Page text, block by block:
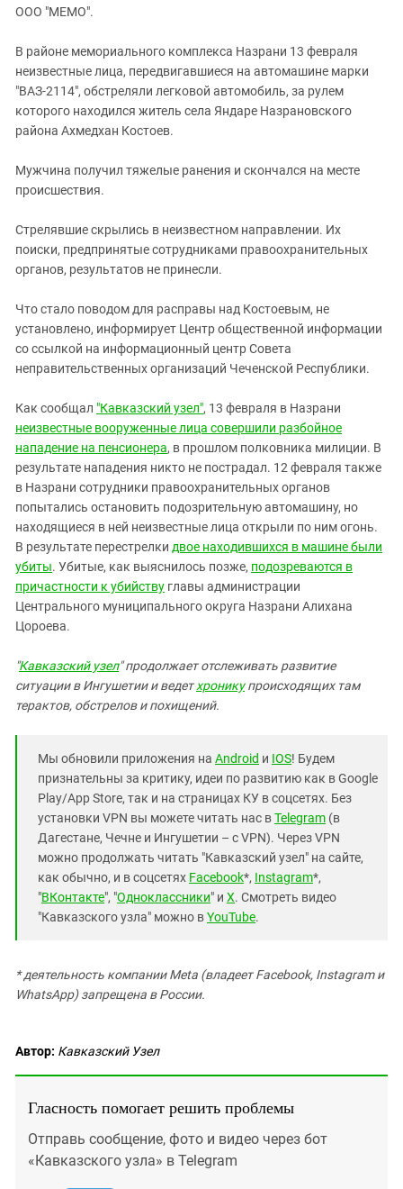
ИНАКОМЫСЛИЕ В ЧЕЧНЕ
ПРЕСЛЕДОВАНИЕ АКТИВИСТОВ
МОБИЛИЗАЦИЯ И ПРОТЕСТЫ
Дагестан
Ингушетия
Кабардино-Балкария
Калмыкия
Карачаево-Черкесия
Ростовская область
Северная Осетия - Алания
Ставропольский край
Чечня
Южная Осетия
Южный Кавказ
ЮФО
ООО "МЕМО".
В районе мемориального комплекса Назрани 13 февраля
неизвестные лица, передвигавшиеся на автомашине марки
"ВАЗ-2114", обстреляли легковой автомобиль, за рулем
которого находился житель села Яндаре Назрановского
района Ахмедхан Костоев.
Мужчина получил тяжелые ранения и скончался на месте
происшествия.
Стрелявшие скрылись в неизвестном направлении. Их
поиски, предпринятые сотрудниками правоохранительных
органов, результатов не принесли.
Что стало поводом для расправы над Костоевым, не
установлено, информирует Центр общественной информации
со ссылкой на информационный центр Совета
неправительственных организаций Чеченской Республики.
Как сообщал "Кавказский узел", 13 февраля в Назрани
неизвестные вооруженные лица совершили разбойное
нападение на пенсионера, в прошлом полковника милиции. В
результате нападения никто не пострадал. 12 февраля также
в Назрани сотрудники правоохранительных органов
попытались остановить подозрительную автомашину, но
находящиеся в ней неизвестные лица открыли по ним огонь.
В результате перестрелки двое находившихся в машине были
убиты. Убитые, как выяснилось позже, подозреваются в
причастности к убийству главы администрации
Центрального муниципального округа Назрани Алихана
Цороева.
"Кавказский узел" продолжает отслеживать развитие
ситуации в Ингушетии и ведетхроникупроисходящих там
терактов, обстрелов и похищений.
Мы обновили приложения на Android и IOS! Будем
признательны за критику, идеи по развитию как в Google
Play/App Store, так и на страницах КУ в соцсетях. Без
установки VPN вы можете читать нас вTelegram (в
Дагестане, Чечне и Ингушетии – с VPN). Через VPN
можно продолжать читать "Кавказский узел" на сайте,
как обычно, и в соцсетях Facebook*, Instagram*,
"ВКонтакте", "Одноклассники" и X. Смотреть видео
"Кавказского узла" можно вYouTube.
* деятельность компании Meta (владеет Facebook, Instagram и
WhatsApp) запрещена в России.
Автор: Кавказский Узел
Гласность помогает решить проблемы
Отправь сообщение, фото и видео через бот
«Кавказского узла» в Telegram